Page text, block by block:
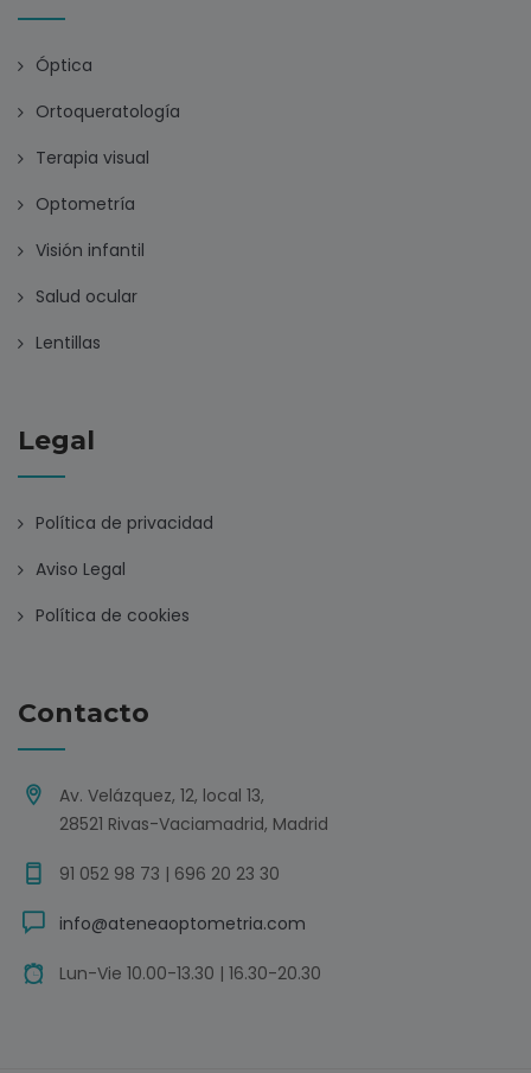
Óptica
Ortoqueratología
Terapia visual
Optometría
Visión infantil
Salud ocular
Lentillas
Legal
Política de privacidad
Aviso Legal
Política de cookies
Contacto
Av. Velázquez, 12, local 13,
28521 Rivas-Vaciamadrid, Madrid
91 052 98 73 | 696 20 23 30
info@ateneaoptometria.com
Lun-Vie 10.00-13.30 | 16.30-20.30